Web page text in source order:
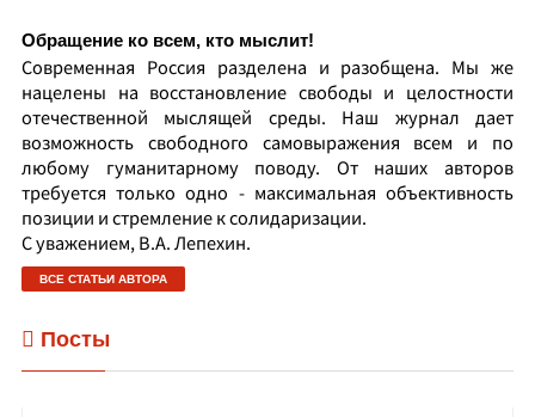
Обращение ко всем, кто мыслит!
Современная Россия разделена и разобщена. Мы же
нацелены на восстановление свободы и целостности
отечественной мыслящей среды. Наш журнал дает
возможность свободного самовыражения всем и по
любому гуманитарному поводу. От наших авторов
требуется только одно - максимальная объективность
позиции и стремление к солидаризации.
С уважением, В.А. Лепехин.
ВСЕ СТАТЬИ АВТОРА
Посты